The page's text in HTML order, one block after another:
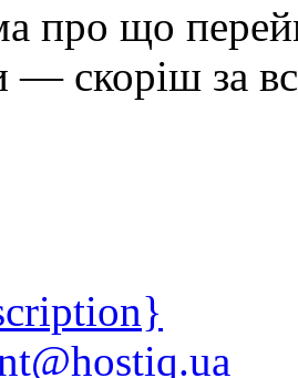
про що
— скоріш за